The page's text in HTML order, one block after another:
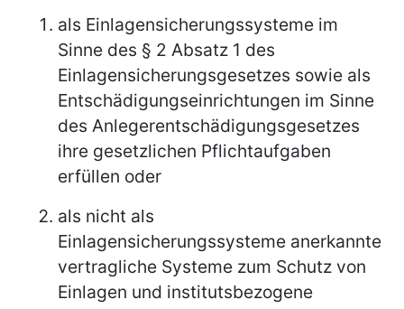
als Einlagensicherungssysteme im
Sinne des § 2 Absatz 1 des
Einlagensicherungsgesetzes sowie als
Entschädigungseinrichtungen im Sinne
des Anlegerentschädigungsgesetzes
ihre gesetzlichen Pflichtaufgaben
erfüllen oder
als nicht als
Einlagensicherungssysteme anerkannte
vertragliche Systeme zum Schutz von
Einlagen und institutsbezogene